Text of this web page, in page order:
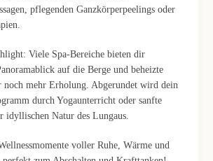
pflegenden Ganzkörperpeelings oder
Viele Spa-Bereiche bieten dir
auf die Berge und beheizte
noch mehr Erholung. Abgerundet wird dein
durch Yogaunterricht oder sanfte
idyllischen Natur des Lungaus.
voller Ruhe, Wärme und